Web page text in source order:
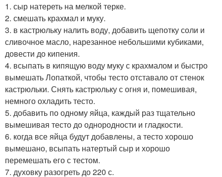
1. сыр натереть на мелкой терке.
2. смешать крахмал и муку.
3. в кастрюльку налить воду, добавить щепотку соли и
сливочное масло, нарезанное небольшими кубиками,
довести до кипения.
4. всыпать в кипящую воду муку с крахмалом и быстро
вымешать Лопаткой, чтобы тесто отставало от стенок
кастрюльки. Снять кастрюльку с огня и, помешивая,
немного охладить тесто.
5. добавить по одному яйца, каждый раз тщательно
вымешивая тесто до однородности и гладкости.
6. когда все яйца будут добавлены, а тесто хорошо
вымешано, всыпать натертый сыр и хорошо
перемешать его с тестом.
7. духовку разогреть до 220 с.